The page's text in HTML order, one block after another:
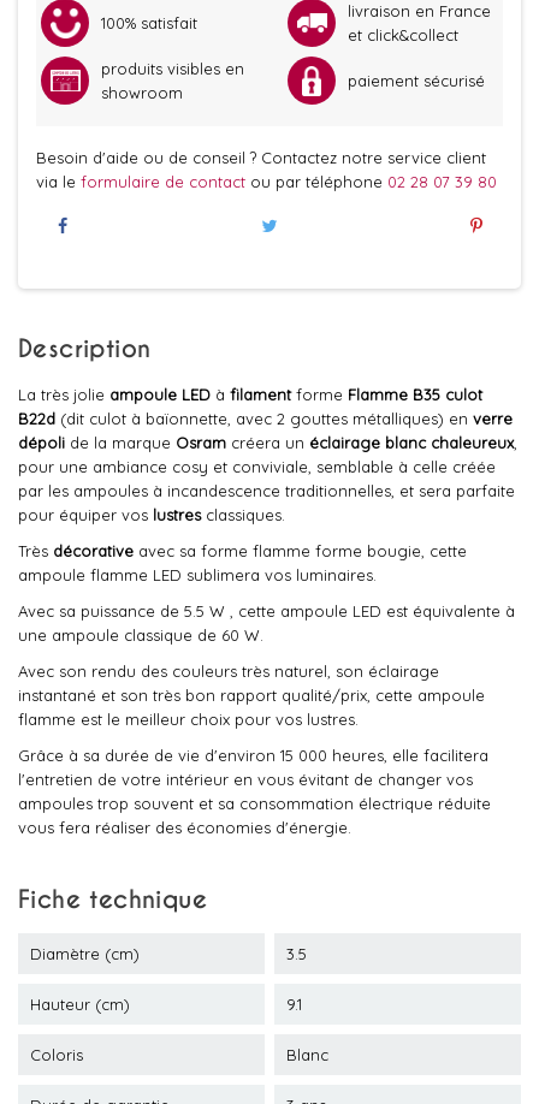
100% satisfait
livraison en France
et click&collect
produits visibles en
showroom
paiement sécurisé
Besoin d'aide ou de conseil ? Contactez notre service client
via le formulaire de contact ou par téléphone 02 28 07 39 80
Description
La très jolie ampoule LED à filamentforme Flamme B35 culot
B22d (dit culot à baïonnette, avec 2 gouttes métalliques) en verre
dépoli de la marque Osram créera un éclairage blanc chaleureux,
pour une ambiance cosy et conviviale, semblable à celle créée
par les ampoules à incandescence traditionnelles, et sera parfaite
pour équiper vos lustresclassiques.
Très décorative avec sa forme flamme forme bougie, cette
ampoule flamme LED sublimera vos luminaires.
Avec sa puissance de 5.5 W , cette ampoule LED est équivalente à
une ampoule classique de 60 W.
Avec son rendu des couleurs très naturel, son éclairage
instantané et son très bon rapport qualité/prix, cette ampoule
flamme est le meilleur choix pour vos lustres.
Grâce à sa durée de vie d'environ 15 000 heures, elle facilitera
l'entretien de votre intérieur en vous évitant de changer vos
ampoules trop souvent et sa consommation électrique réduite
vous fera réaliser des économies d'énergie.
Fiche technique
Diamètre (cm) 3.5
Hauteur (cm) 9.1
Coloris Blanc